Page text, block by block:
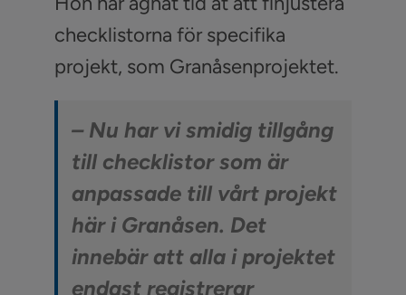
checklistorna för specifika
projekt, som Granåsenprojektet.
– Nu har vi smidig tillgång
till checklistor som är
anpassade till vårt projekt
här i Granåsen. Det
innebär att alla i projektet
endast registrerar